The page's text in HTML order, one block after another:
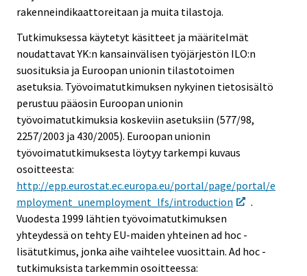
rakenneindikaattoreitaan ja muita tilastoja.
Tutkimuksessa käytetyt käsitteet ja määritelmät
noudattavat YK:n kansainvälisen työjärjestön ILO:n
suosituksia ja Euroopan unionin tilastotoimen
asetuksia. Työvoimatutkimuksen nykyinen tietosisältö
perustuu pääosin Euroopan unionin
työvoimatutkimuksia koskeviin asetuksiin (577/98,
2257/2003 ja 430/2005). Euroopan unionin
työvoimatutkimuksesta löytyy tarkempi kuvaus
osoitteesta:
http://epp.eurostat.ec.europa.eu/portal/page/portal/e
mployment_unemployment_lfs/introduction
.
Vuodesta 1999 lähtien työvoimatutkimuksen
yhteydessä on tehty EU-maiden yhteinen ad hoc -
lisätutkimus, jonka aihe vaihtelee vuosittain. Ad hoc -
tutkimuksista tarkemmin osoitteessa: